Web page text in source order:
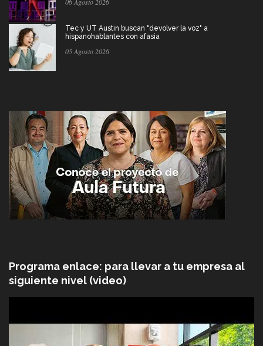
Tec y UT Austin buscan "devolver la voz" a
hispanohablantes con afasia
05 Agosto 2026
Programa enlace: para llevar a tu empresa al
siguiente nivel (video)